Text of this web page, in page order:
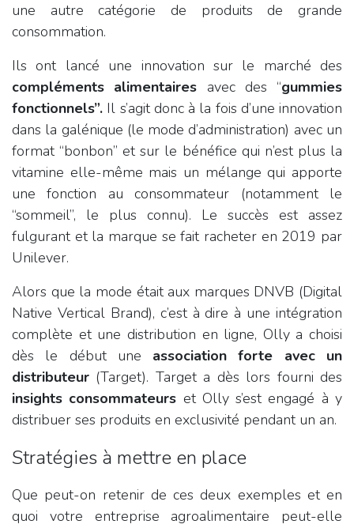
une autre catégorie de produits de grande
consommation.
Ils ont lancé une innovation sur le marché des
compléments alimentaires avec des “gummies
fonctionnels”. Il s’agit donc à la fois d’une innovation
dans la galénique (le mode d’administration) avec un
format “bonbon” et sur le bénéfice qui n’est plus la
vitamine elle-même mais un mélange qui apporte
une fonction au consommateur (notamment le
“sommeil”, le plus connu). Le succès est assez
fulgurant et la marque se fait racheter en 2019 par
Unilever.
Alors que la mode était aux marques DNVB (Digital
Native Vertical Brand), c’est à dire à une intégration
complète et une distribution en ligne, Olly a choisi
dès le début une association forte avec un
distributeur (Target). Target a dès lors fourni des
insights consommateurs et Olly s’est engagé à y
distribuer ses produits en exclusivité pendant un an.
Stratégies à mettre en place
Que peut-on retenir de ces deux exemples et en
quoi votre entreprise agroalimentaire peut-elle